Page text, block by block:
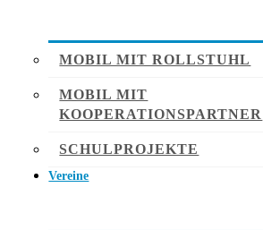
MOBIL MIT ROLLSTUHL
MOBIL MIT
KOOPERATIONSPARTNER
SCHULPROJEKTE
Vereine